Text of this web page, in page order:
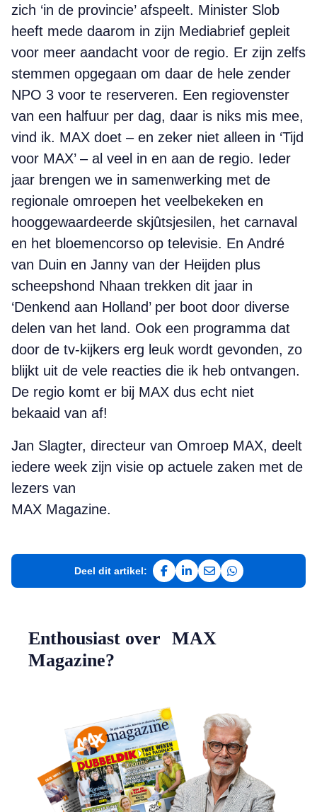
zich ‘in de provincie’ afspeelt. Minister Slob
heeft mede daarom in zijn Mediabrief gepleit
voor meer aandacht voor de regio. Er zijn zelfs
stemmen opgegaan om daar de hele zender
NPO 3 voor te reserveren. Een regiovenster
van een halfuur per dag, daar is niks mis mee,
vind ik. MAX doet – en zeker niet alleen in ‘Tijd
voor MAX’ – al veel in en aan de regio. Ieder
jaar brengen we in samenwerking met de
regionale omroepen het veelbekeken en
hooggewaardeerde skjûtsjesilen, het carnaval
en het bloemencorso op televisie. En André
van Duin en Janny van der Heijden plus
scheepshond Nhaan trekken dit jaar in
‘Denkend aan Holland’ per boot door diverse
delen van het land. Ook een programma dat
door de tv-kijkers erg leuk wordt gevonden, zo
blijkt uit de vele reacties die ik heb ontvangen.
De regio komt er bij MAX dus echt niet
bekaaid van af!
Jan Slagter, directeur van Omroep MAX, deelt
iedere week zijn visie op actuele zaken met de
lezers van
MAX Magazine.
Deel dit artikel:
Deel op Facebook
Deel op LinkedIn
Deel via e-mail
Deel via
Enthousiast over MAX
Magazine?